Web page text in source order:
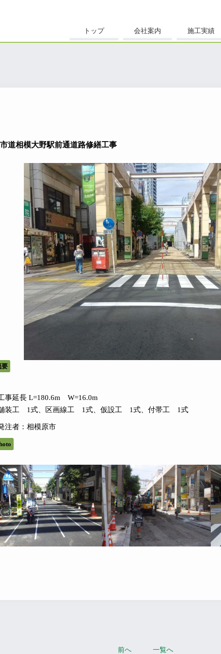
トップ 会社案内 施工実績
市道相模大野駅前通道路修繕工事
要
事延長 L=180.6m W=16.0m
装工 1式、区画線工 1式、仮設工 1式、付帯工 1式
注者：相模原市
前へ 一覧へ